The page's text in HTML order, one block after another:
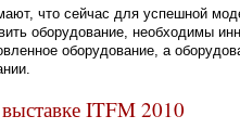
что сейчас для успешной
оборудование, необходимы
оборудование, а
ITFM 2010